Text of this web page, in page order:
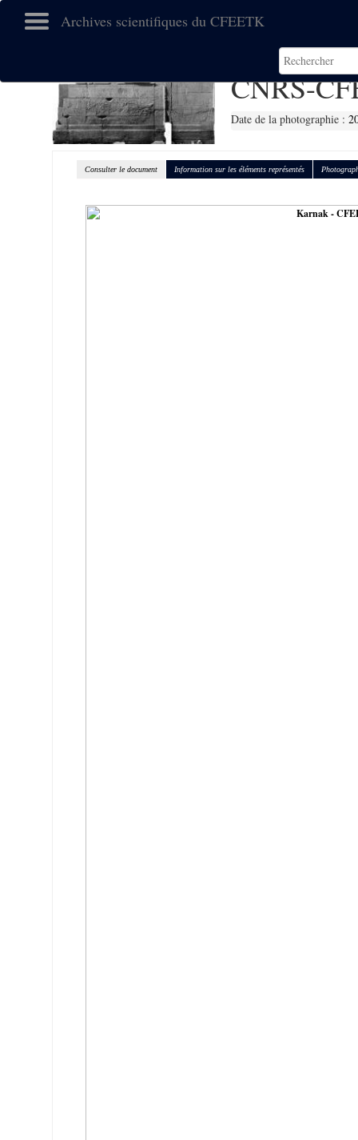
Archives scientifiques du CFEETK
CNRS-
Date de la photographie :
Consulter le document Information sur les éléments représentés